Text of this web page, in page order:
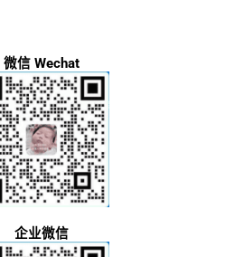
微信 Wechat
企业微信